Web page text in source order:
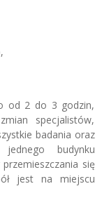
od 2 do 3 godzin,
specjalistów,
badania oraz
budynku
się
jest na miejscu